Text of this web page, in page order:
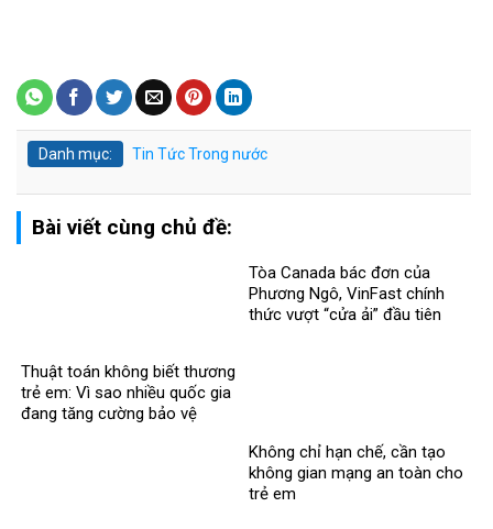
Danh mục: Tin TứcTrong nước
Bài viết cùng chủ đề:
Thuật toán không biết thương
trẻ em: Vì sao nhiều quốc gia
đang tăng cường bảo vệ
Tòa Canada bác đơn của
Phương Ngô, VinFast chính
thức vượt “cửa ải” đầu tiên
Không chỉ hạn chế, cần tạo
không gian mạng an toàn cho
trẻ em